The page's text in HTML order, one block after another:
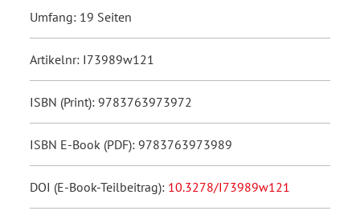
Umfang: 19 Seiten
Artikelnr: I73989w121
ISBN (Print): 9783763973972
ISBN E-Book (PDF): 9783763973989
DOI (E-Book-Teilbeitrag): 10.3278/I73989w121